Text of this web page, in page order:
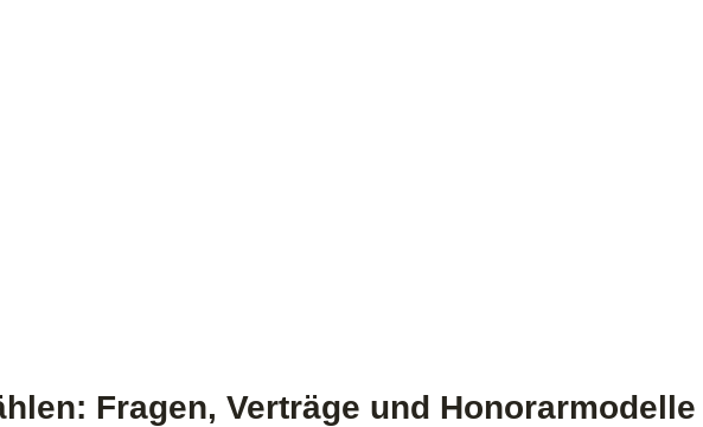
Fragen, Verträge und Honorarmodelle